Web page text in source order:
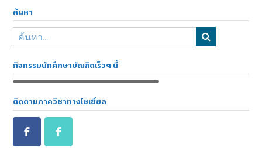
ค้นหา
กิจกรรมนักศึกษาบัณฑิตเร็วๆ นี้
ติดตามภาควิชาทางโซเชี่ยล